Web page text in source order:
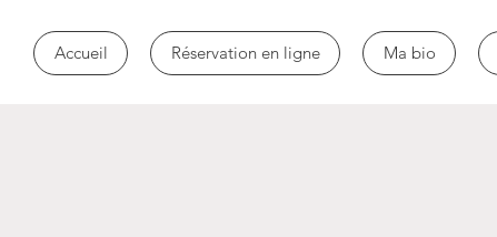
Accueil Réservation en ligne Ma bio